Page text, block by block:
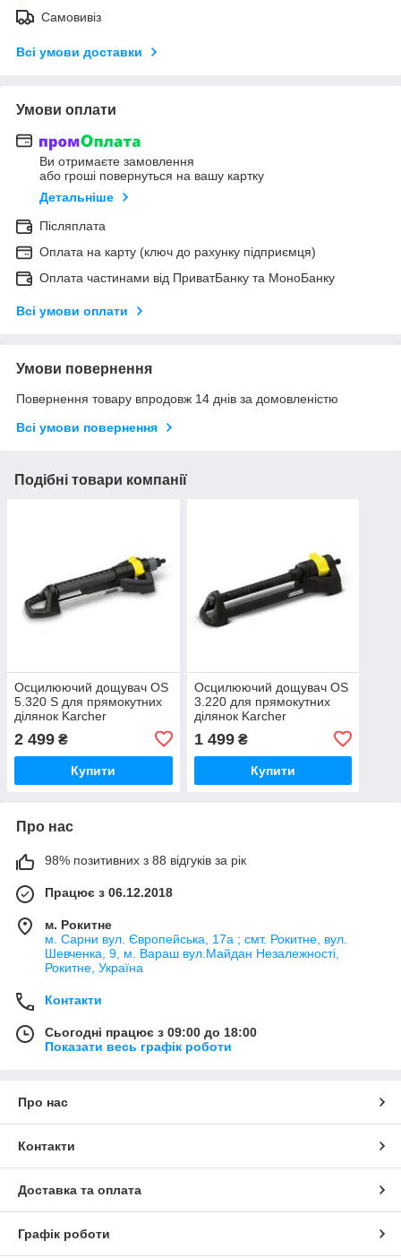
Самовивіз
Всі умови доставки
Умови оплати
Ви отримаєте замовлення
або гроші повернуться на вашу картку
Детальніше
Післяплата
Оплата на карту (ключ до рахунку підприємця)
Оплата частинами від ПриватБанку та МоноБанку
Всі умови оплати
Умови повернення
Повернення товару впродовж 14 днів за домовленістю
Всі умови повернення
Подібні товари компанії
Осцилюючий дощувач OS
5.320 S для прямокутних
ділянок Karcher
2 499 ₴
Купити
Осцилюючий дощувач OS
3.220 для прямокутних
ділянок Karcher
1 499₴
Купити
Про нас
98% позитивних з 88 відгуків за рік
Працює з 06.12.2018
м. Рокитне
м. Сарни вул. Європейська, 17а ; смт. Рокитне, вул.
Шевченка, 9, м. Вараш вул.Майдан Незалежності,
Рокитне, Україна
Контакти
Сьогодні працює з 09:00 до 18:00
Показати весь графік роботи
Про нас
Контакти
Доставка та оплата
Графік роботи